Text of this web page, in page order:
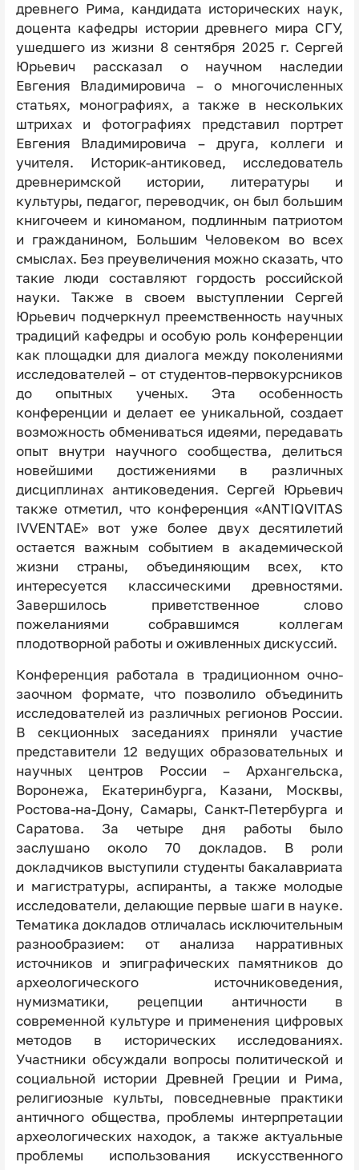
древнего Рима, кандидата исторических наук,
доцента кафедры истории древнего мира СГУ,
ушедшего из жизни 8 сентября 2025 г. Сергей
Юрьевич рассказал о научном наследии
Евгения Владимировича – о многочисленных
статьях, монографиях, а также в нескольких
штрихах и фотографиях представил портрет
Евгения Владимировича – друга, коллеги и
учителя. Историк-антиковед, исследователь
древнеримской истории, литературы и
культуры, педагог, переводчик, он был большим
книгочеем и киноманом, подлинным патриотом
и гражданином, Большим Человеком во всех
смыслах. Без преувеличения можно сказать, что
такие люди составляют гордость российской
науки. Также в своем выступлении Сергей
Юрьевич подчеркнул преемственность научных
традиций кафедры и особую роль конференции
как площадки для диалога между поколениями
исследователей – от студентов-первокурсников
до опытных ученых. Эта особенность
конференции и делает ее уникальной, создает
возможность обмениваться идеями, передавать
опыт внутри научного сообщества, делиться
новейшими достижениями в различных
дисциплинах антиковедения. Сергей Юрьевич
также отметил, что конференция «ANTIQVITAS
IVVENTAE» вот уже более двух десятилетий
остается важным событием в академической
жизни страны, объединяющим всех, кто
интересуется классическими древностями.
Завершилось приветственное слово
пожеланиями собравшимся коллегам
плодотворной работы и оживленных дискуссий.
Конференция работала в традиционном очно-
заочном формате, что позволило объединить
исследователей из различных регионов России.
В секционных заседаниях приняли участие
представители 12 ведущих образовательных и
научных центров России – Архангельска,
Воронежа, Екатеринбурга, Казани, Москвы,
Ростова-на-Дону, Самары, Санкт-Петербурга и
Саратова. За четыре дня работы было
заслушано около 70 докладов. В роли
докладчиков выступили студенты бакалавриата
и магистратуры, аспиранты, а также молодые
исследователи, делающие первые шаги в науке.
Тематика докладов отличалась исключительным
разнообразием: от анализа нарративных
источников и эпиграфических памятников до
археологического источниковедения,
нумизматики, рецепции античности в
современной культуре и применения цифровых
методов в исторических исследованиях.
Участники обсуждали вопросы политической и
социальной истории Древней Греции и Рима,
религиозные культы, повседневные практики
античного общества, проблемы интерпретации
археологических находок, а также актуальные
проблемы использования искусственного